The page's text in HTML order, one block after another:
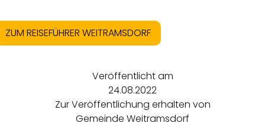
ZUM REISEFÜHRER WEITRAMSDORF
Veröffentlicht am
24.08.2022
Zur Veröffentlichung erhalten von
Gemeinde Weitramsdorf